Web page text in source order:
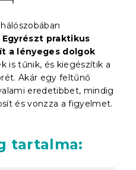
Egyrészt praktikus
a lényeges dolgok
is tűnik, és kiegészítik a
Akár egy feltűnő
eredetibbet, mindig
és vonzza a figyelmet.
tartalma: